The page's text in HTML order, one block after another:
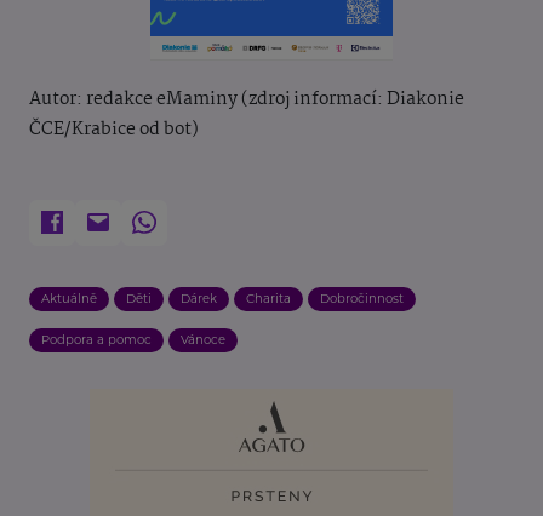
Autor: redakce eMaminy (zdroj informací: Diakonie
ČCE/Krabice od bot)
Aktuálně Děti Dárek Charita Dobročinnost
Podpora a pomoc Vánoce